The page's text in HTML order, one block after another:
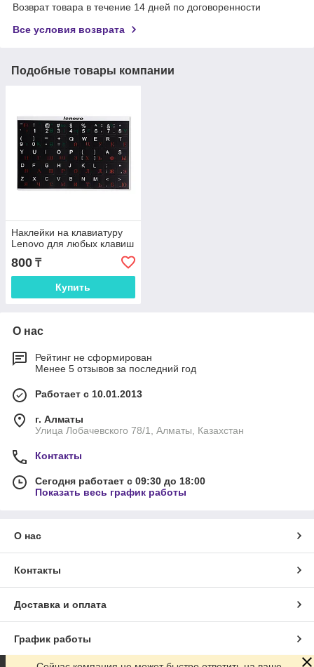
Возврат товара в течение 14 дней по договоренности
Все условия возврата
Подобные товары компании
Наклейки на клавиатуру
Lenovo для любых клавиш
800 ₸
Купить
О нас
Рейтинг не сформирован
Менее 5 отзывов за последний год
Работает с 10.01.2013
г. Алматы
Улица Лобачевского 78/1, Алматы, Казахстан
Контакты
Сегодня работает с 09:30 до 18:00
Показать весь график работы
О нас
Контакты
Доставка и оплата
График работы